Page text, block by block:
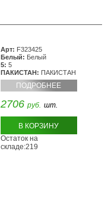
Арт: F323425
Белый: Белый
5: 5
ПАКИСТАН: ПАКИСТАН
ПОДРОБНЕЕ
2706 руб. шт.
В КОРЗИНУ
Остаток на
складе:219